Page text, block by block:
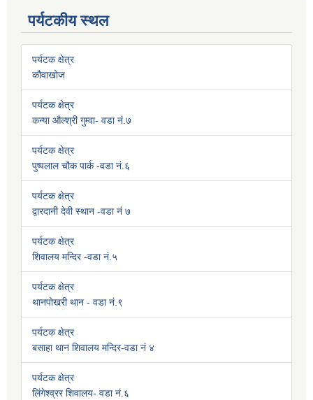
पर्यटकीय स्थल
पर्यटक क्षेत्र
कौवाखोज
पर्यटक क्षेत्र
कन्या औल्श्री गुम्वा- वडा नं.७
पर्यटक क्षेत्र
पुष्पलाल चौक पार्क -वडा नं.६
पर्यटक क्षेत्र
द्वारदानी देवी स्थान -वडा नं ७
पर्यटक क्षेत्र
शिवालय मन्दिर -वडा नं.५
पर्यटक क्षेत्र
थानपोखरी थान - वडा नं.९
पर्यटक क्षेत्र
बसाहा थान शिवालय मन्दिर-वडा नं ४
पर्यटक क्षेत्र
लिंगेश्व्रर शिवालय- वडा नं.६